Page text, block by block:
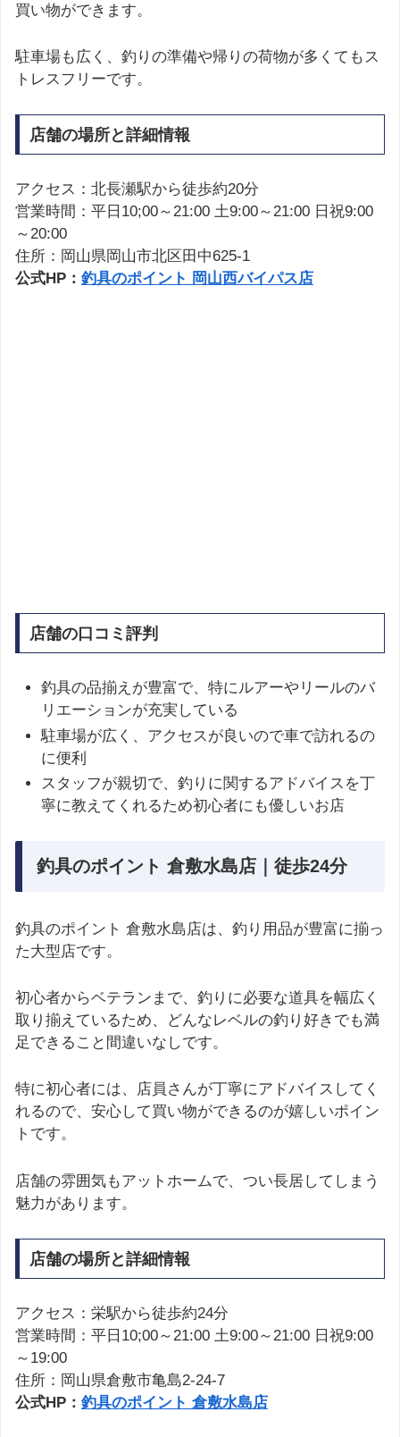
買い物ができます。
駐車場も広く、釣りの準備や帰りの荷物が多くてもス
トレスフリーです。
店舗の場所と詳細情報
アクセス：北長瀬駅から徒歩約20分
営業時間：平日10;00～21:00 土9:00～21:00 日祝9:00
～20:00
住所：岡山県岡山市北区田中625-1
公式HP： 釣具のポイント 岡山西バイパス店
店舗の口コミ評判
釣具の品揃えが豊富で、特にルアーやリールのバ
リエーションが充実している
駐車場が広く、アクセスが良いので車で訪れるの
に便利
スタッフが親切で、釣りに関するアドバイスを丁
寧に教えてくれるため初心者にも優しいお店
釣具のポイント 倉敷水島店｜徒歩24分
釣具のポイント 倉敷水島店は、釣り用品が豊富に揃っ
た大型店です。
初心者からベテランまで、釣りに必要な道具を幅広く
取り揃えているため、どんなレベルの釣り好きでも満
足できること間違いなしです。
特に初心者には、店員さんが丁寧にアドバイスしてく
れるので、安心して買い物ができるのが嬉しいポイン
トです。
店舗の雰囲気もアットホームで、つい長居してしまう
魅力があります。
店舗の場所と詳細情報
アクセス：栄駅から徒歩約24分
営業時間：平日10;00～21:00 土9:00～21:00 日祝9:00
～19:00
住所：岡山県倉敷市亀島2-24-7
公式HP： 釣具のポイント 倉敷水島店